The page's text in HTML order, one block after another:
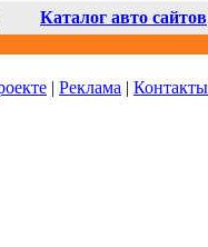
Каталог авто сайтов
| Реклама | Контакты